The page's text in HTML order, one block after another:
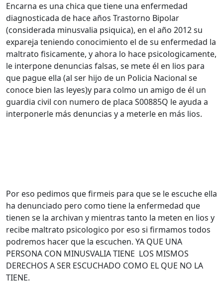
Encarna es una chica que tiene una enfermedad
diagnosticada de hace años Trastorno Bipolar
(considerada minusvalia psiquica), en el año 2012 su
expareja teniendo conocimiento el de su enfermedad la
maltrato fisicamente, y ahora lo hace psicologicamente,
le interpone denuncias falsas, se mete él en lios para
que pague ella (al ser hijo de un Policia Nacional se
conoce bien las leyes)y para colmo un amigo de él un
guardia civil con numero de placa S00885Q le ayuda a
interponerle más denuncias y a meterle en más lios.
Por eso pedimos que firmeis para que se le escuche ella
ha denunciado pero como tiene la enfermedad que
tienen se la archivan y mientras tanto la meten en lios y
recibe maltrato psicologico por eso si firmamos todos
podremos hacer que la escuchen. YA QUE UNA
PERSONA CON MINUSVALIA TIENE LOS MISMOS
DERECHOS A SER ESCUCHADO COMO EL QUE NO LA
TIENE.